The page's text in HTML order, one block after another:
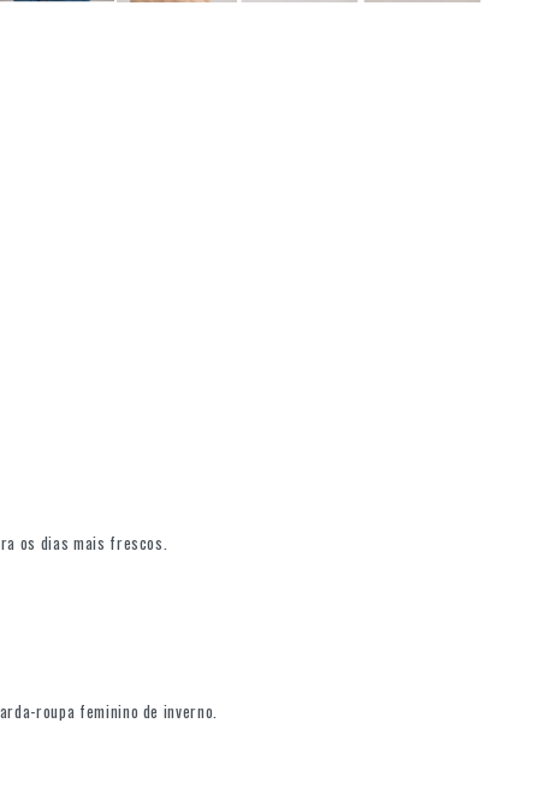
os dias mais frescos.
roupa feminino de inverno.